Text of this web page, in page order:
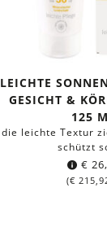
LEICHTE
GESICHT &
125
die leichte Textur
schützt
€
(€